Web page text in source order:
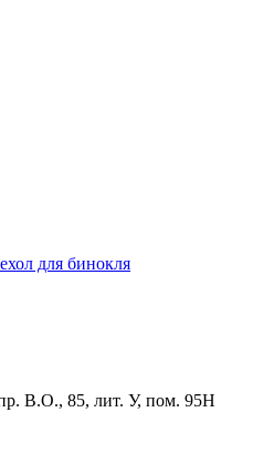
для бинокля
В.О., 85, лит. У, пом. 95Н